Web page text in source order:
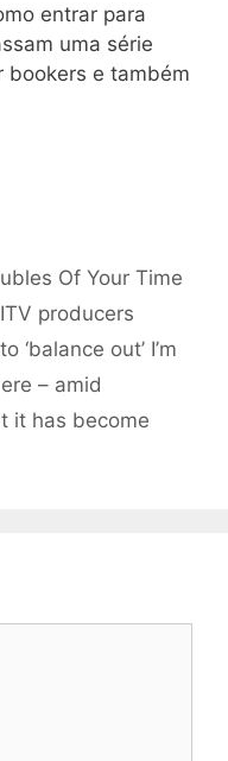
entrar para
uma série
bookers e também
Of Your Time
producers
‘balance out’ I’m
– amid
it has become